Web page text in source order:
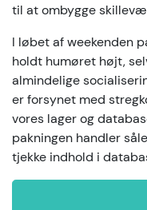
til at ombygge
I løbet af weekenden
holdt humøret højt,
almindelige
er forsynet med
vores lager og
pakningen handler
tjekke indhold i